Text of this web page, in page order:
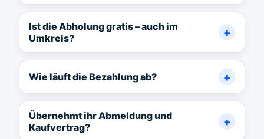
Ist die Abholung gratis – auch im
Umkreis?
Wie läuft die Bezahlung ab?
Übernehmt ihr Abmeldung und
Kaufvertrag?